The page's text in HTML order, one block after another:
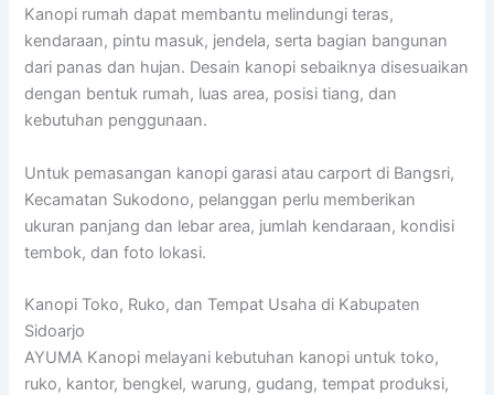
Kanopi rumah dapat membantu melindungi teras,
kendaraan, pintu masuk, jendela, serta bagian bangunan
dari panas dan hujan. Desain kanopi sebaiknya disesuaikan
dengan bentuk rumah, luas area, posisi tiang, dan
kebutuhan penggunaan.
Untuk pemasangan kanopi garasi atau carport di Bangsri,
Kecamatan Sukodono, pelanggan perlu memberikan
ukuran panjang dan lebar area, jumlah kendaraan, kondisi
tembok, dan foto lokasi.
Kanopi Toko, Ruko, dan Tempat Usaha di Kabupaten
Sidoarjo
AYUMA Kanopi melayani kebutuhan kanopi untuk toko,
ruko, kantor, bengkel, warung, gudang, tempat produksi,